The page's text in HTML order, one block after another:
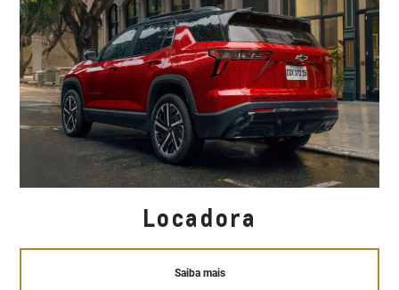
Locadora
Saiba mais